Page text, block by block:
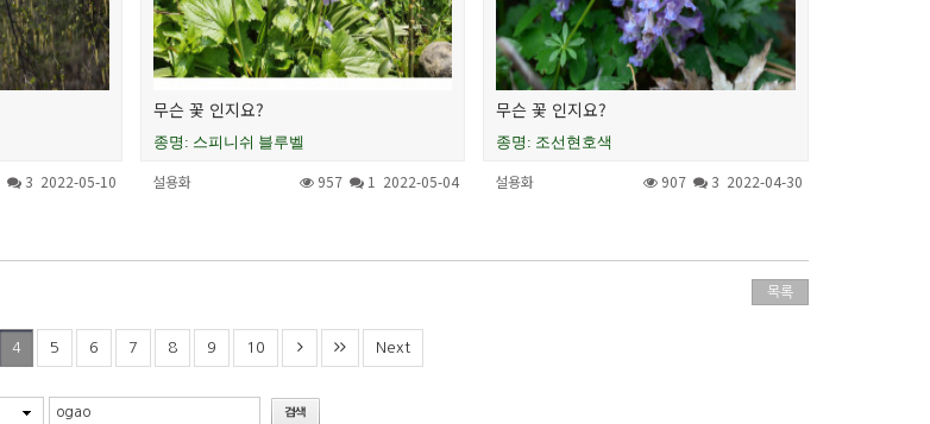
3 2022-05-10
무슨 꽃 인지요?
종명: 스피니쉬 블루벨
설용화 957 1 2022-05-04
무슨 꽃 인지요?
종명: 조선현호색
설용화 907 3 2022-04-30
목록
4 5 6 7 8 9 10 Next